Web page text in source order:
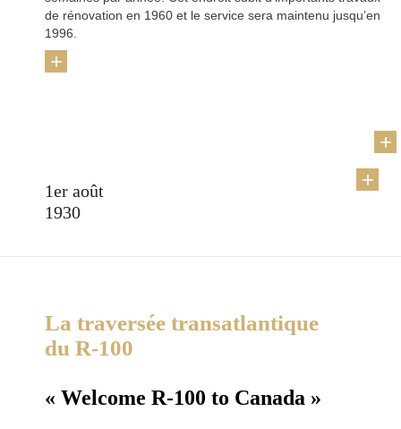
de rénovation en 1960 et le service sera maintenu jusqu’en
1996.
+
1er août
1930
La traversée transatlantique
du R-100
« Welcome R-100 to Canada »